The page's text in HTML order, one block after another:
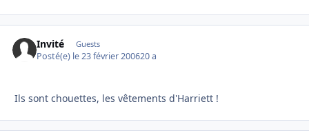
Invité Guests
Posté(e) le 23 février 200620 a
Ils sont chouettes, les vêtements d'Harriett !